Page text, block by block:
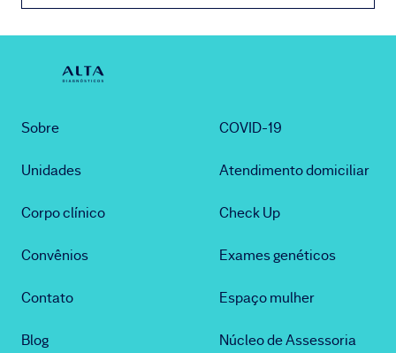
Sobre
Unidades
Corpo clínico
Convênios
Contato
Blog
COVID-19
Atendimento domiciliar
Check Up
Exames genéticos
Espaço mulher
Núcleo de Assessoria